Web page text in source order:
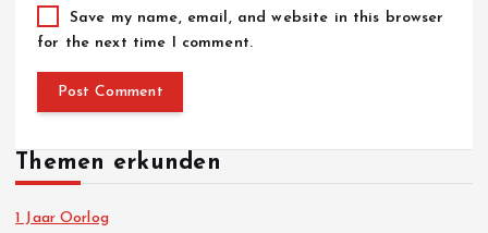
Save my name, email, and website in this browser
for the next time I comment.
Themen erkunden
1 Jaar Oorlog